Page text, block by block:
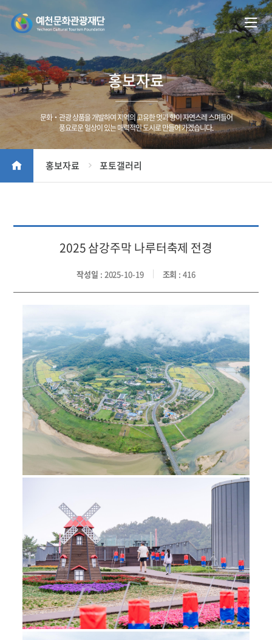
홍보자료
문화‧관광 상품을 개발하여 지역의 고유한 멋과 향이 자연스레 스며들어
풍요로운 일상이 있는 매력적인 도시로 만들어 가겠습니다.
홍보자료 포토갤러리
2025 삼강주막 나루터축제 전경
작성일 : 2025-10-19 조회 : 416